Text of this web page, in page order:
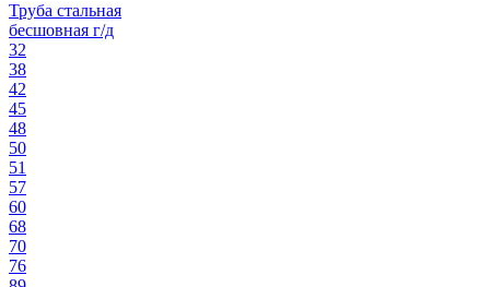
Труба стальная
бесшовная г/д
32
38
42
45
48
50
51
57
60
68
70
76